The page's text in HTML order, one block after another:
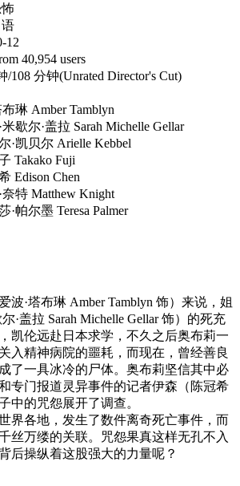
12
40,954 users
分钟(Unrated Director's Cut)
Amber Tamblyn
拉 Sarah Michelle Gellar
Arielle Kebbel
Fuji
Chen
Knight
Teresa Palmer
·塔布琳 Amber Tamblyn 饰）来说，姐
·盖拉 Sarah Michelle Gellar 饰）的死充
凯伦远赴日本求学，不久之后奥布莉一
入精神病院的噩耗，而现在，曾经善良
了一具冰冷的尸体。奥布莉坚信其中必
专门报道灵异事件的记者伊森（陈冠希
中的咒怨展开了调查。
各地，发生了数件离奇死亡事件，而
丝万缕的关联。咒怨果真这样无孔不入
后操纵着这股强大的力量呢？